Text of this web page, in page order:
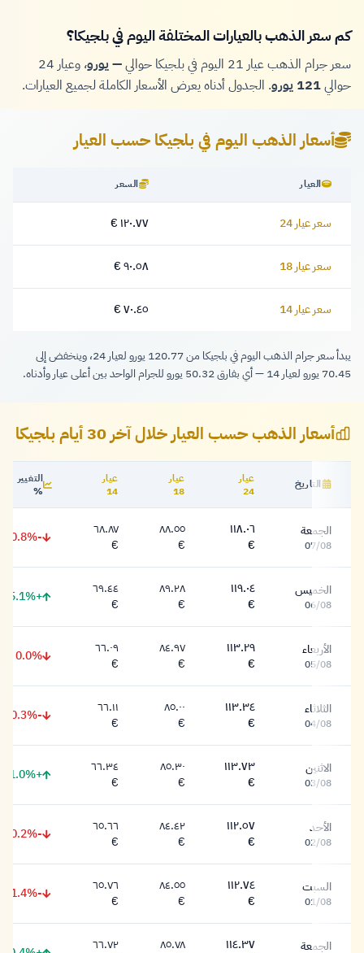
كم سعر الذهب بالعيارات المختلفة اليوم في بلجيكا؟
سعر جرام الذهب عيار 21 اليوم في بلجيكا حوالي — يورو
، وعيار 24
حوالي121 يورو . الجدول أدناه يعرض الأسعار الكاملة لجميع العيارات.
أسعار الذهب اليوم في بلجيكا حسب العيار
العيار السعر
سعر عيار 24 ١٢٠.٧٧ يورو
١٢٠.٧٧ €
سعر عيار 18 ٩٠.٥٨ يورو
٩٠.٥٨ €
سعر عيار 14 ٧٠.٤٥ يورو
٧٠.٤٥ €
يبدأ سعر جرام الذهب اليوم في بلجيكا من 120.77 يورو لعيار 24، وينخفض إلى
70.45 يورو لعيار 14 — أي بفارق 50.32 يورو للجرام الواحد بين أعلى عيار وأدناه.
أسعار الذهب حسب العيار خلال آخر 30 أيام بلجيكا
التاريخ
عيار
24
عيار
18
عيار
14
التغيير
%
الجمعة
07/08 ١١٨.٠٦ يورو
١١٨.٠٦
€
٨٨.٥٥ يورو
٨٨.٥٥
€
٦٨.٨٧ يورو
٦٨.٨٧
€
-0.8%
الخميس
06/08 ١١٩.٠٤ يورو
١١٩.٠٤
€
٨٩.٢٨ يورو
٨٩.٢٨
€
٦٩.٤٤ يورو
٦٩.٤٤
€
+5.1%
الأربعاء
05/08 ١١٣.٢٩ يورو
١١٣.٢٩
€
٨٤.٩٧ يورو
٨٤.٩٧
€
٦٦.٠٩ يورو
٦٦.٠٩
€
0.0%
الثلاثاء
04/08 ١١٣.٣٤ يورو
١١٣.٣٤
€
٨٥.٠٠ يورو
٨٥.٠٠
€
٦٦.١١ يورو
٦٦.١١
€
-0.3%
الاثنين
03/08 ١١٣.٧٣ يورو
١١٣.٧٣
€
٨٥.٣٠ يورو
٨٥.٣٠
€
٦٦.٣٤ يورو
٦٦.٣٤
€
+1.0%
الأحد
02/08 ١١٢.٥٧ يورو
١١٢.٥٧
€
٨٤.٤٢ يورو
٨٤.٤٢
€
٦٥.٦٦ يورو
٦٥.٦٦
€
-0.2%
السبت
01/08 ١١٢.٧٤ يورو
١١٢.٧٤
€
٨٤.٥٥ يورو
٨٤.٥٥
€
٦٥.٧٦ يورو
٦٥.٧٦
€
-1.4%
الجمعة
١١٤.٣٧
٨٥.٧٨
٦٦.٧٢